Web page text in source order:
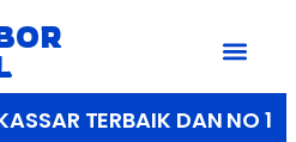
TERBAIK DAN NO 1